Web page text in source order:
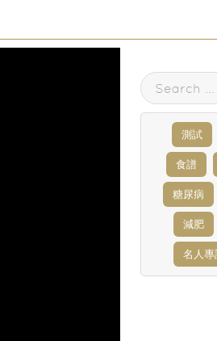
測試
食譜
糖尿病
減肥
名人專